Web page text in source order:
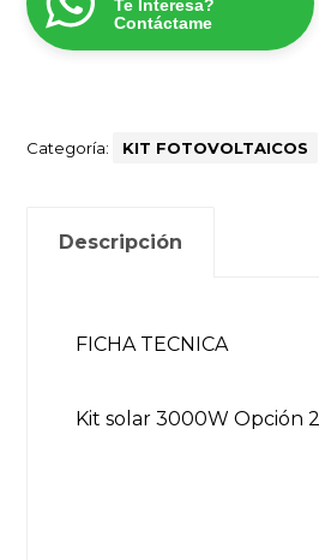
Te Interesa?
Contáctame
Categoría: KIT FOTOVOLTAICOS
Descripción
FICHA TECNICA
Kit solar 3000W Opción 2